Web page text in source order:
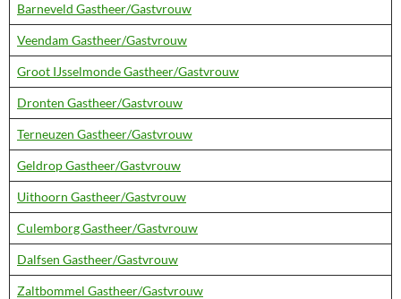
Barneveld Gastheer/Gastvrouw
Veendam Gastheer/Gastvrouw
Groot IJsselmonde Gastheer/Gastvrouw
Dronten Gastheer/Gastvrouw
Terneuzen Gastheer/Gastvrouw
Geldrop Gastheer/Gastvrouw
Uithoorn Gastheer/Gastvrouw
Culemborg Gastheer/Gastvrouw
Dalfsen Gastheer/Gastvrouw
Zaltbommel Gastheer/Gastvrouw